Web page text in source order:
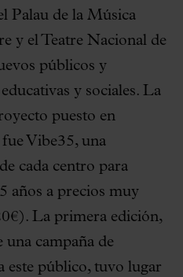
Palau de la Música
y el Teatre Nacional de
públicos y
y sociales. La
puesto en
Vibe35, una
cada centro para
años a precios muy
La primera edición,
una campaña de
este público, tuvo lugar